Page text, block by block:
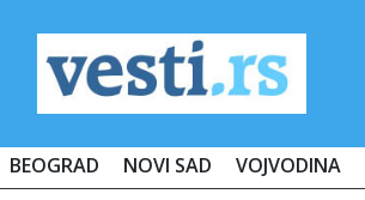
BEOGRAD NOVI SAD VOJVODINA